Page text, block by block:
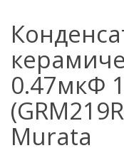
0.47мкФ
Murata